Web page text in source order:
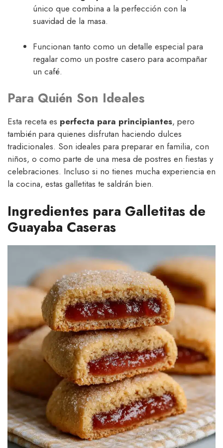
único que combina a la perfección con la
suavidad de la masa.
Funcionan tanto como un detalle especial para
regalar como un postre casero para acompañar
un café.
Para Quién Son Ideales
Esta receta es perfecta para principiantes, pero
también para quienes disfrutan haciendo dulces
tradicionales. Son ideales para preparar en familia, con
niños, o como parte de una mesa de postres en fiestas y
celebraciones. Incluso si no tienes mucha experiencia en
la cocina, estas galletitas te saldrán bien.
Ingredientes para Galletitas de
Guayaba Caseras